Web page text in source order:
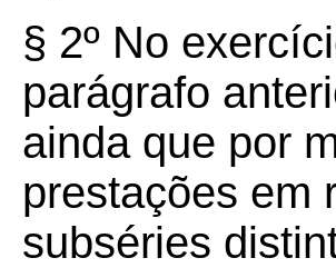
§ 2º No
parágrafo
ainda que por
prestações em
subséries